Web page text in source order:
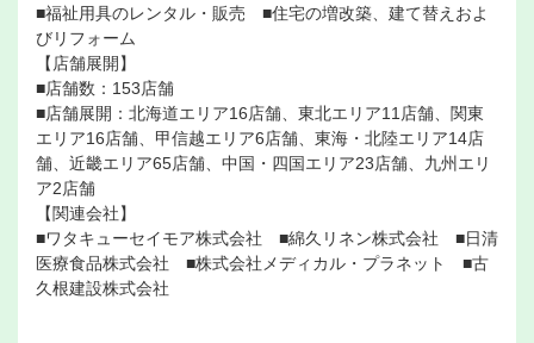
■福祉用具のレンタル・販売 ■住宅の増改築、建て替えおよ
びリフォーム
【店舗展開】
■店舗数：153店舗
■店舗展開：北海道エリア16店舗、東北エリア11店舗、関東
エリア16店舗、甲信越エリア6店舗、東海・北陸エリア14店
舗、近畿エリア65店舗、中国・四国エリア23店舗、九州エリ
ア2店舗
【関連会社】
■ワタキューセイモア株式会社 ■綿久リネン株式会社 ■日清
医療食品株式会社 ■株式会社メディカル・プラネット ■古
久根建設株式会社